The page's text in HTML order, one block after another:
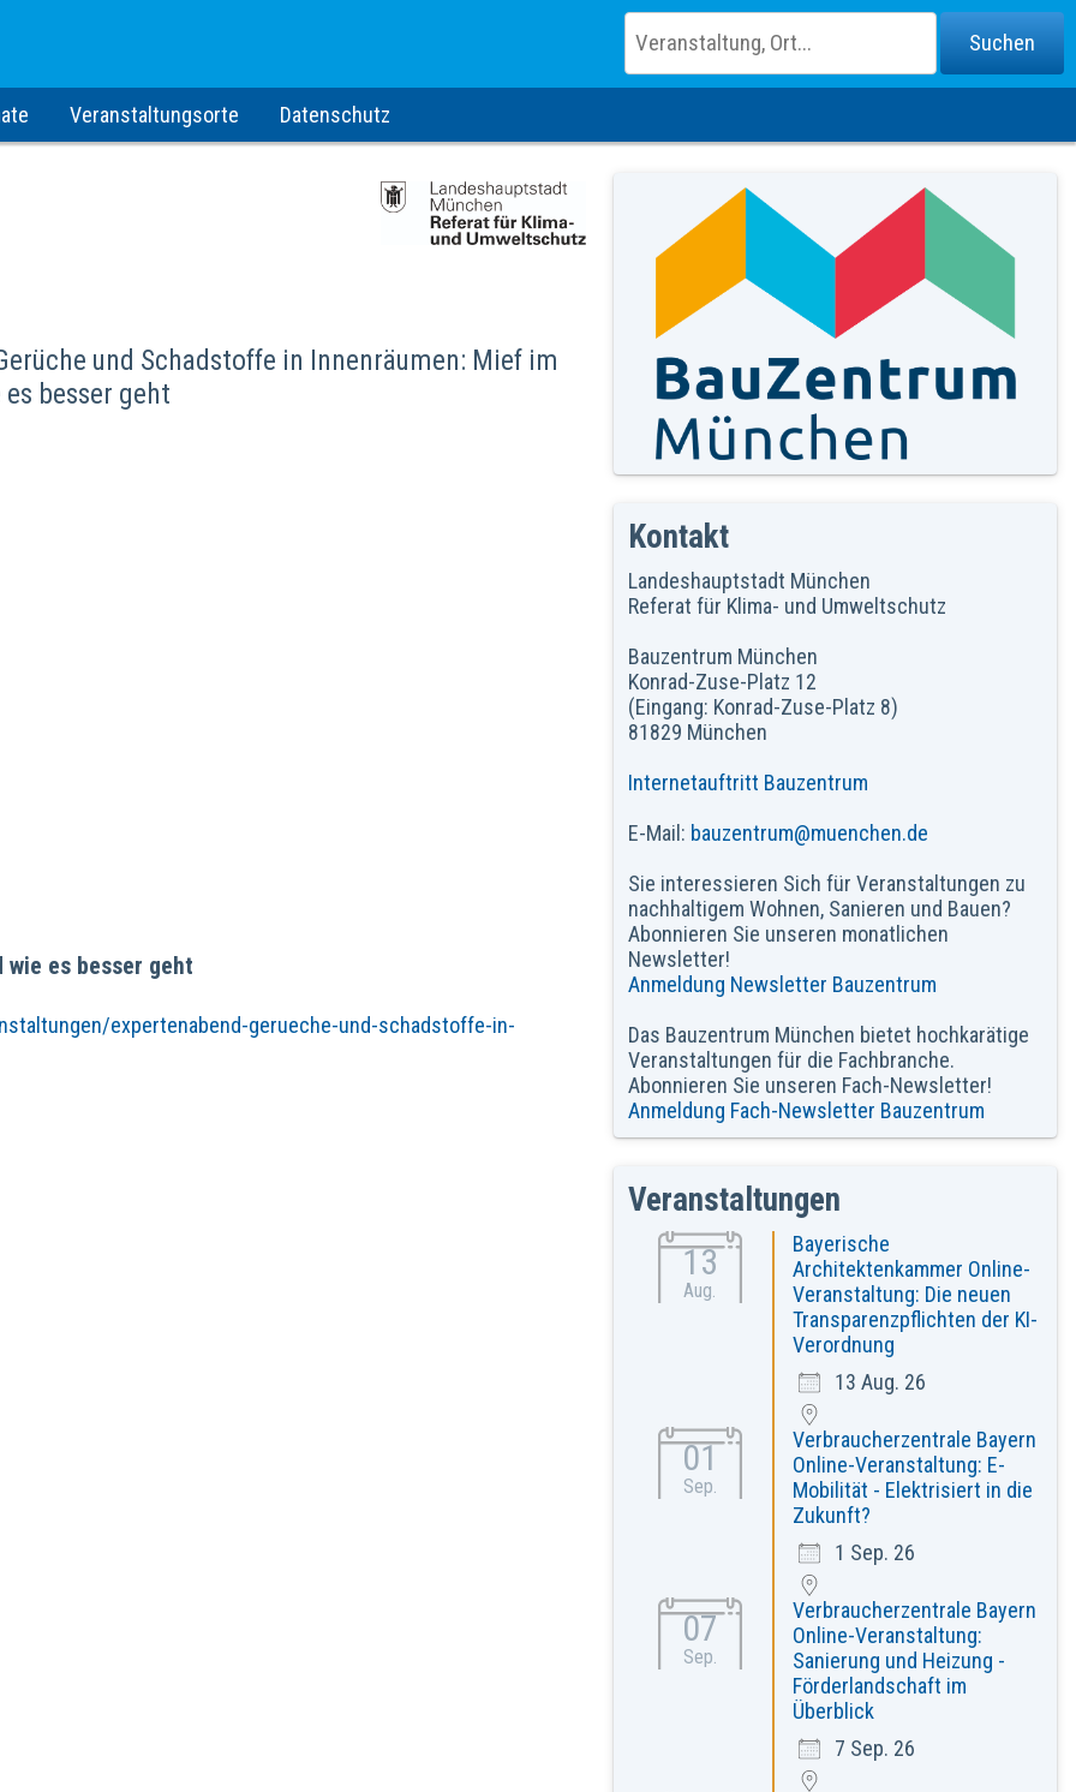
Veranstaltungsorte Datenschutz
und Schadstoffe in Innenräumen: Mief im
besser geht
es besser geht
expertenabend-gerueche-und-schadstoffe-in-
Kontakt
Landeshauptstadt München
Referat für Klima- und Umweltschutz
Bauzentrum München
Konrad-Zuse-Platz 12
(Eingang: Konrad-Zuse-Platz 8)
81829 München
Internetauftritt Bauzentrum
E-Mail: bauzentrum@muenchen.de
Sie interessieren Sich für Veranstaltungen zu
nachhaltigem Wohnen, Sanieren und Bauen?
Abonnieren Sie unseren monatlichen
Newsletter!
Anmeldung Newsletter Bauzentrum
Das Bauzentrum München bietet hochkarätige
Veranstaltungen für die Fachbranche.
Abonnieren Sie unseren Fach-Newsletter!
Anmeldung Fach-Newsletter Bauzentrum
Veranstaltungen
13
Aug.
Bayerische
Architektenkammer Online-
Veranstaltung: Die neuen
Transparenzpflichten der KI-
Verordnung
13 Aug. 26
01
Sep.
Verbraucherzentrale Bayern
Online-Veranstaltung: E-
Mobilität - Elektrisiert in die
Zukunft?
1 Sep. 26
07
Sep.
Verbraucherzentrale Bayern
Online-Veranstaltung:
Sanierung und Heizung -
Förderlandschaft im
Überblick
7 Sep. 26